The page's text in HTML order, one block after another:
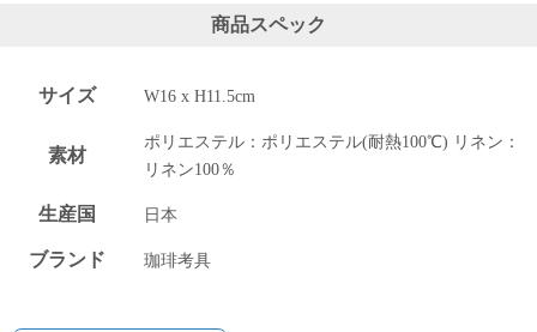
商品スペック
サイズ W16 x H11.5cm
素材
ポリエステル：ポリエステル(耐熱100℃) リネン：
リネン100％
生産国 日本
ブランド 珈琲考具